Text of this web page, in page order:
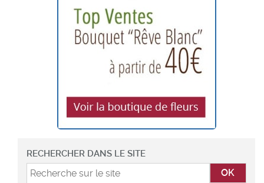
RECHERCHER DANS LE SITE